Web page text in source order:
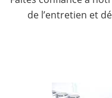
de l’entretien et